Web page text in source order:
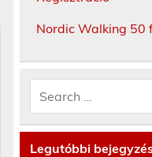
Nordic Walking 50
Legutóbbi